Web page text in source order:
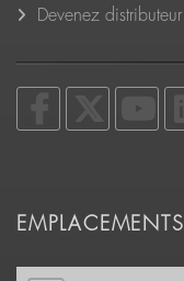
Devenez distributeur
EMPLACEMENTS